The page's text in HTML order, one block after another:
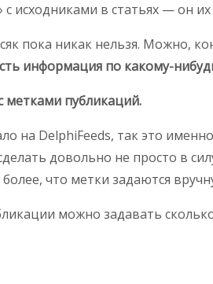
с исходниками в статьях — он
пока никак нельзя. Можно,
информация по какому-
метками публикаций.
на DelphiFeeds, так это
довольно не просто в
что метки задаются
можно задавать